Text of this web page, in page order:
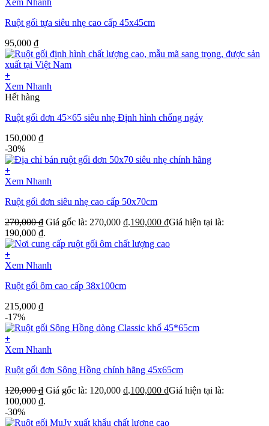
Xem Nhanh
Ruột gối tựa siêu nhẹ cao cấp 45x45cm
95,000 ₫
+
Xem Nhanh
Hết hàng
Ruột gối đơn 45×65 siêu nhẹ Định hình chống ngáy
150,000 ₫
-30%
+
Xem Nhanh
Ruột gối đơn siêu nhẹ cao cấp 50x70cm
270,000₫ Giá gốc là: 270,000 ₫.190,000 ₫Giá hiện tại là:
190,000 ₫.
+
Xem Nhanh
Ruột gối ôm cao cấp 38x100cm
215,000 ₫
-17%
+
Xem Nhanh
Ruột gối đơn Sông Hồng chính hãng 45x65cm
120,000₫ Giá gốc là: 120,000 ₫.100,000 ₫Giá hiện tại là:
100,000 ₫.
-30%